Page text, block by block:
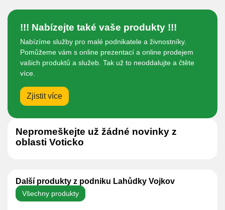
!!! Nabízejte také vaše produkty !!!
Nabízíme služby pro malé podnikatele a živnostníky.
Pomůžeme vám s online prezentací a online prodejem
vašich produktů a služeb. Tak už to neoddalujte a čtěte
více.
Zjistit více
Nepromeškejte už žádné novinky z
oblasti Voticko
Další produkty z podniku Lahůdky Vojkov
Všechny produkty